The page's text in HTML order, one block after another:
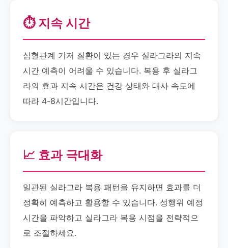
⏱️ 지속 시간
심혈관계 기저 질환이 있는 경우 실라그라의 지속
시간 예측이 어려울 수 있습니다. 복용 후 실라그
라의 효과 지속 시간은 건강 상태와 대사 속도에
따라 4-8시간입니다.
📈 효과 극대화
일관된 실라그라 복용 패턴을 유지하면 효과를 더
정확히 예측하고 활용할 수 있습니다. 성행위 예정
시간을 파악하고 실라그라 복용 시점을 전략적으
로 조절하세요.